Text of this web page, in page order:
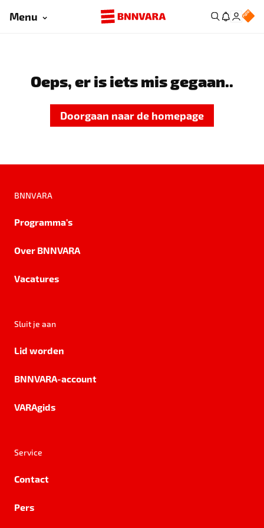
Menu
Oeps, er is iets mis gegaan..
Doorgaan naar de homepage
BNNVARA
Programma's
Over BNNVARA
Vacatures
Sluit je aan
Lid worden
BNNVARA-account
VARAgids
Service
Contact
Pers